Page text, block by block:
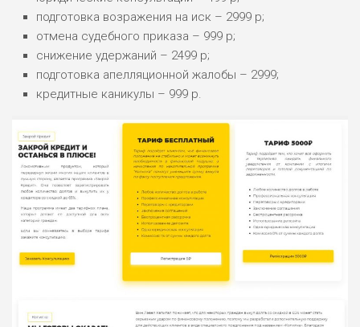
ПОДОЙДЕТ
ВСЕМ
РИСКИ: НИЗКИЕ
ДОХОД: СРЕДНИЙ
БЮДЖЕТ: НИЗКИЙ
ОБЗОР
подготовка возражения на иск – 2999 р;
отмена судебного приказа – 999 р;
снижение удержаний – 2499 р;
подготовка апелляционной жалобы – 2999;
кредитные каникулы – 999 р.